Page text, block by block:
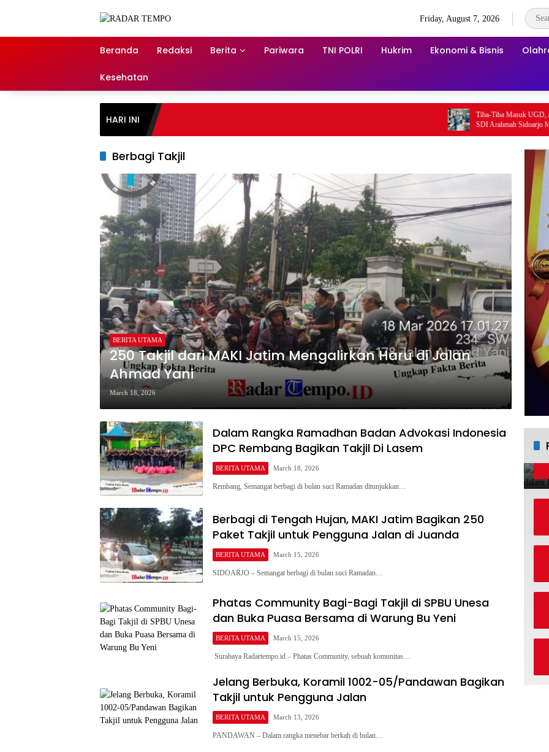
Friday, August 7, 2026
Beranda Redaksi Berita Pariwara TNI POLRI Hukrim Ekonomi & Bisnis
Kesehatan
HARI INI
Tiba-Tiba Masuk UGD, Apa
SDI Arahmah Sidoarjo Mendadak
Berbagi Takjil
BERITA UTAMA
250 Takjil dari MAKI Jatim Mengalirkan Haru di Jalan
Ahmad Yani
March 18, 2026
Dalam Rangka Ramadhan Badan Advokasi Indonesia
DPC Rembang Bagikan Takjil Di Lasem
BERITA UTAMA March 18, 2026
Rembang, Semangat berbagi di bulan suci Ramadan ditunjukkan…
Berbagi di Tengah Hujan, MAKI Jatim Bagikan 250
Paket Takjil untuk Pengguna Jalan di Juanda
BERITA UTAMA March 15, 2026
SIDOARJO – Semangat berbagi di bulan suci Ramadan…
Phatas Community Bagi-Bagi Takjil di SPBU Unesa
dan Buka Puasa Bersama di Warung Bu Yeni
BERITA UTAMA March 15, 2026
‎ ‎Surabaya Radartempo.id – Phatas Community, sebuah komunitas…
Jelang Berbuka, Koramil 1002-05/Pandawan Bagikan
Takjil untuk Pengguna Jalan
BERITA UTAMA March 13, 2026
PANDAWAN – Dalam rangka menebar berkah di bulan…